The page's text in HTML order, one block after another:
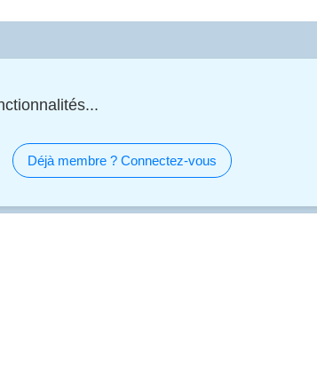
Déjà membre ? Connectez-vous